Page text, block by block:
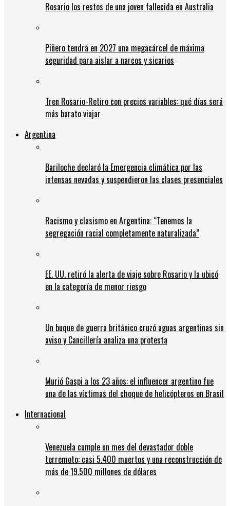
Rosario los restos de una joven fallecida en Australia
Piñero tendrá en 2027 una megacárcel de máxima
seguridad para aislar a narcos y sicarios
Tren Rosario-Retiro con precios variables: qué días será
más barato viajar
Argentina
Bariloche declaró la Emergencia climática por las
intensas nevadas y suspendieron las clases presenciales
Racismo y clasismo en Argentina: “Tenemos la
segregación racial completamente naturalizada”
EE. UU. retiró la alerta de viaje sobre Rosario y la ubicó
en la categoría de menor riesgo
Un buque de guerra británico cruzó aguas argentinas sin
aviso y Cancillería analiza una protesta
Murió Gaspi a los 23 años: el influencer argentino fue
una de las víctimas del choque de helicópteros en Brasil
Internacional
Venezuela cumple un mes del devastador doble
terremoto: casi 5.400 muertos y una reconstrucción de
más de 19.500 millones de dólares